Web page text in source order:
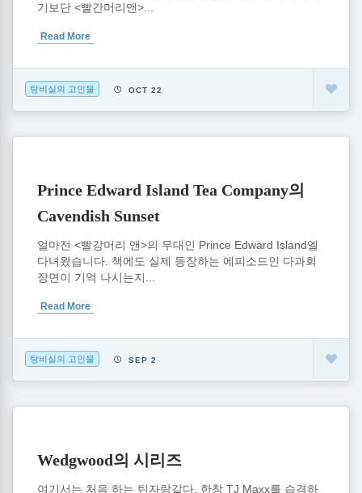
기보단 <빨간머리앤>...
Read More
탕비실의 고인물 OCT 22
Prince Edward Island Tea Company의
Cavendish Sunset
얼마전 <빨강머리 앤>의 무대인 Prince Edward Island엘
다녀왔습니다. 책에도 실제 등장하는 에피소드인 다과회
장면이 기억 나시는지...
Read More
탕비실의 고인물 SEP 2
Wedgwood의 시리즈
여기서는 처음 하는 틴자랑같다. 한창 TJ Maxx를 습격하